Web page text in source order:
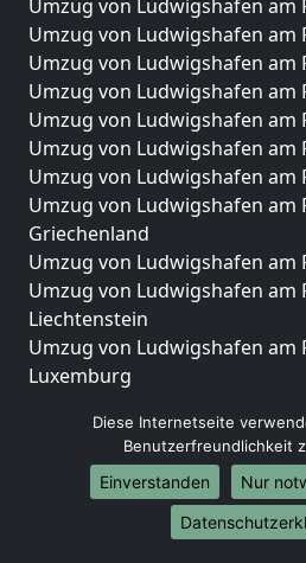
Umzug von Ludwigshafen am
Umzug von Ludwigshafen am
Umzug von Ludwigshafen am
Umzug von Ludwigshafen am
Umzug von Ludwigshafen am
Umzug von Ludwigshafen am
Umzug von Ludwigshafen am
Umzug von Ludwigshafen am
Griechenland
Umzug von Ludwigshafen am
Umzug von Ludwigshafen am
Liechtenstein
Umzug von Ludwigshafen am
Luxemburg
Niederlande
Umzug von Ludwigshafen am
Umzüge-
Umzug von Ludwigshafen am
Diese Internetseite
Benutzerfreundlichkeit
Einverstanden
Nur